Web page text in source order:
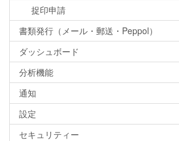
捉印申請
書類発行（メール・郵送・Peppol）
ダッシュボード
分析機能
通知
設定
セキュリティー